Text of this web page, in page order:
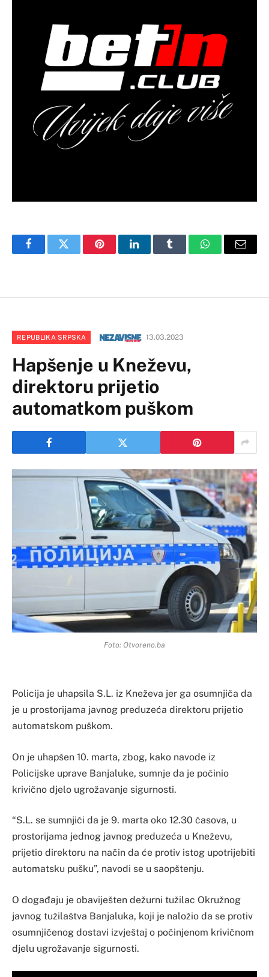
FacebookTwitter PinterestLinkedInTumblr WhatsAppEmail
REPUBLIKA SRPSKA 13.03.2023
Hapšenje u Kneževu,
direktoru prijetio
automatkom puškom
Foto: Otvoreno.ba
Policija je uhapsila S.L. iz Kneževa jer ga osumnjiča da
je u prostorijama javnog preduzeća direktoru prijetio
automatskom puškom.
On je uhapšen 10. marta, zbog, kako navode iz
Policijske uprave Banjaluke, sumnje da je počinio
krivično djelo ugrožavanje sigurnosti.
“S.L. se sumnjiči da je 9. marta oko 12.30 časova, u
prostorijama jednog javnog preduzeća u Kneževu,
prijetio direktoru na način da će protiv istog upotrijebiti
automatsku pušku”, navodi se u saopštenju.
O događaju je obaviješten dežurni tužilac Okružnog
javnog tužilaštva Banjaluka, koji je naložio da se protiv
osumnjičenog dostavi izvještaj o počinjenom krivičnom
djelu ugrožavanje sigurnosti.